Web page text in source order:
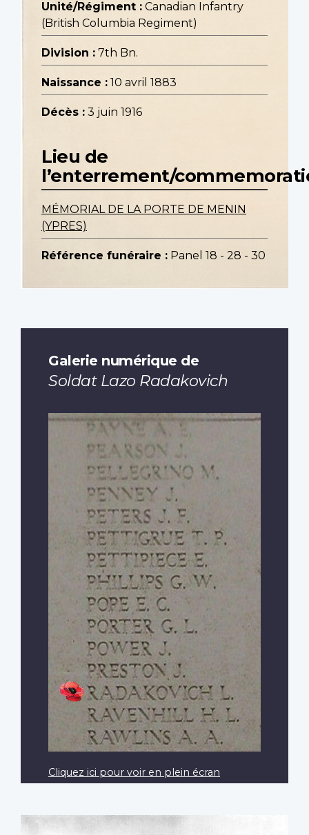
Unité/Régiment : Canadian Infantry
(British Columbia Regiment)
Division : 7th Bn.
Naissance : 10 avril 1883
Décès : 3 juin 1916
Lieu de
l’enterrement/
MÉMORIAL DE LA PORTE DE MENIN
(YPRES)
Référence funéraire : Panel 18 - 28 - 30
Galerie numérique de
Soldat Lazo Radakovich
Cliquez ici pour voir en plein écran